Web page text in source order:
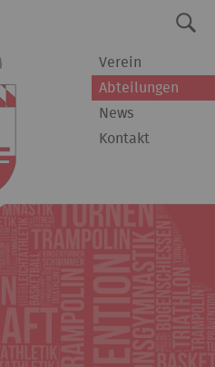
Verein
Abteilungen
News
Kontakt